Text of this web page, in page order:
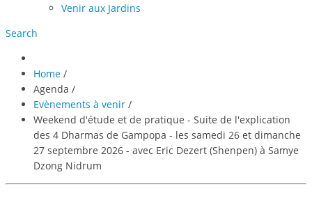
Venir aux Jardins
Search
Home /
Agenda /
Evènements à venir /
Weekend d'étude et de pratique - Suite de l'explication
des 4 Dharmas de Gampopa - les samedi 26 et dimanche
27 septembre 2026 - avec Eric Dezert (Shenpen) à Samye
Dzong Nidrum